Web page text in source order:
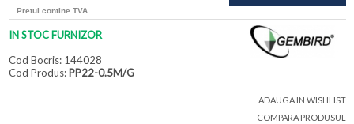
Pretul contine TVA
IN STOC FURNIZOR
Cod Bocris: 144028
Cod Produs: PP22-0.5M/G
ADAUGA IN WISHLIST
COMPARA PRODUSUL